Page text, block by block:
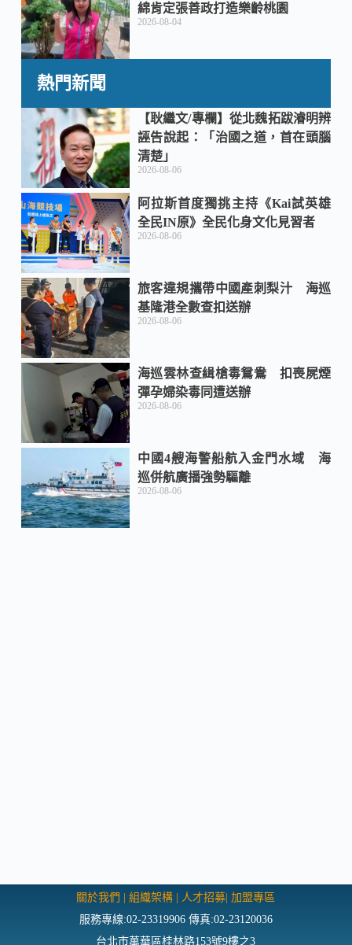
綿肯定張善政打造樂齡桃園
2026-08-04
熱門新聞
【耿繼文/專欄】從北魏拓跋濬明辨
誣告說起：「治國之道，首在頭腦
清楚」
2026-08-06
阿拉斯首度獨挑主持《Kai試英雄
全民IN原》全民化身文化見習者
2026-08-06
旅客違規攜帶中國產刺梨汁 海巡
基隆港全數查扣送辦
2026-08-06
海巡雲林查緝槍毒鴛鴦 扣喪屍煙
彈孕婦染毒同遭送辦
2026-08-06
中國4艘海警船航入金門水域 海
巡併航廣播強勢驅離
2026-08-06
關於我們 |組織架構 人才招募 |加盟專區
服務專線:02-23319906 傳真:02-23120036
台北市萬華區桂林路153號9樓之3